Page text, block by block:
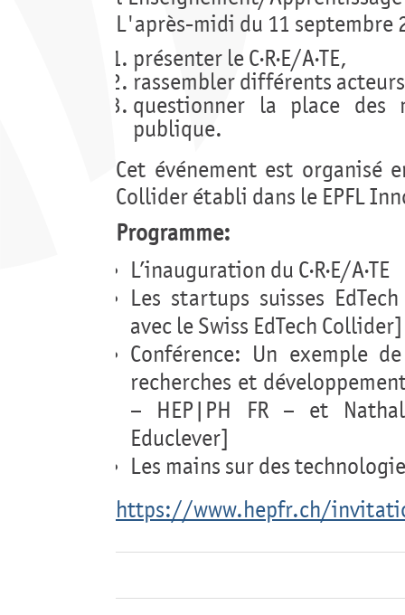
L'après-midi du 11 septembre
présenter le C·R·E/A·TE,
rassembler différents
questionner la place des
publique.
Cet événement est organisé
Collider établi dans le EPFL
Programme:
L’inauguration du C·R·E/A·TE
Les startups suisses
avec le Swiss EdTech Collider]
Conférence: Un exemple
recherches et
– HEP|PH FR – et
Educlever]
Les mains sur des
https://www.hepfr.ch/